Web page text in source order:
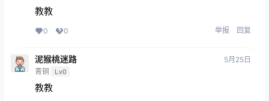
教教
0 0 举报 回复
泥猴桃迷路
青铜 Lv0
5月25日
教教